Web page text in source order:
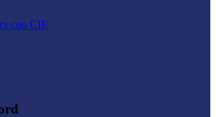
con CIE